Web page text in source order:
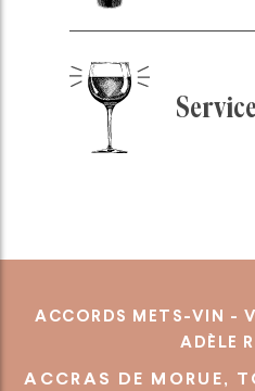
ACCORDS METS-VIN -
ADÈLE
ACCRAS DE MORUE,